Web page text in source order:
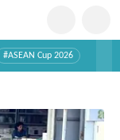
#ASEAN Cup 2026